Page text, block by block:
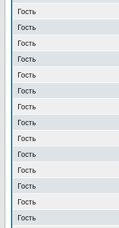
Гость
Гость
Гость
Гость
Гость
Гость
Гость
Гость
Гость
Гость
Гость
Гость
Гость
Гость